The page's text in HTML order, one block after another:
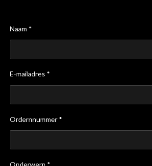
Naam *
E-mailadres *
Ordernnummer *
Onderwerp *